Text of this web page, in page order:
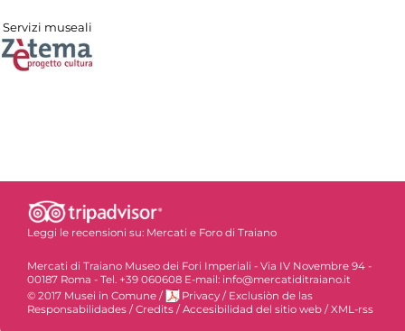
Servizi museali
Leggi le recensioni su: Mercati e Foro di Traiano
Mercati di Traiano Museo dei Fori Imperiali - Via IV Novembre 94 -
00187 Roma - Tel. +39 060608 E-mail: info@mercatiditraiano.it
© 2017 Musei in Comune / Privacy / Exclusiòn de las
Responsabilidades / Credits / Accesibilidad del sitio web / XML-rss